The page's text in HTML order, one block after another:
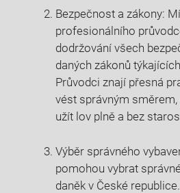
Bezpečnost a zákony:
profesionálního
dodržování všech
daných zákonů
Průvodci ​znají přesná
vést ‍správným
užít⁤ lov plně a bez
Výběr správného
pomohou vybrat
daněk v ⁢České